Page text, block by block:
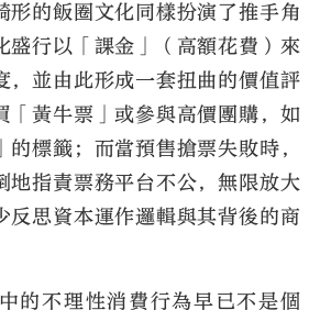
形的飯圈文化同樣扮演了推手角
盛行以「課金」（高額花費）來
，並由此形成一套扭曲的價值評
「黃牛票」或參與高價團購，如
標籤；而當預售搶票失敗時，
地指責票務平台不公，無限放大
反思資本運作邏輯與其背後的商
的不理性消費行為早已不是個